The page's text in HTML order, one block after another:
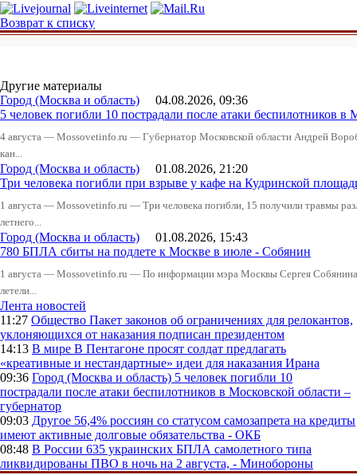
Возврат к списку
Другие материалы
Город (Москва и область) 04.08.2026, 09:36
5 человек погибли 10 пострадали после атаки беспилотников в
4 августа — Mossovetinfo.ru — Губернатор Московской области Андрей
кан...
Город (Москва и область) 01.08.2026, 21:20
Три человека погибли при взрыве у кафе на Кудринской
1 августа — Mossovetinfo.ru — Три человека погибли, 15 получили травмы
летнего...
Город (Москва и область) 01.08.2026, 15:43
780 БПЛА сбиты на подлете к Москве в июле - Собянин
1 августа — Mossovetinfo.ru — По информации мэра Москвы Сергея
летели...
Лента новостей
11:27 Общество Пакет законов об ограничениях для релокантов,
уклоняющихся от наказания подписан президентом
14:13 В мире В Пентагоне просят солдат предлагать
«креативные и нестандартные» идеи для наказания Ирана
09:36 Город (Москва и область) 5 человек погибли 10
пострадали после атаки беспилотников в Московской области –
губернатор
09:03 Другое 56,4% россиян со статусом самозапрета на кредиты
имеют активные долговые обязательства - ОКБ
08:48 В России 635 украинских БПЛА самолетного типа
ликвидированы ПВО в ночь на 2 августа, - Минобороны